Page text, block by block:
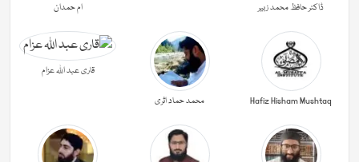
ڈاکٹر حافظ محمد زبیر ام حمدان
Hafiz Hisham Mushtaq محمد حماد اثری
قاری عبد اللہ عزام